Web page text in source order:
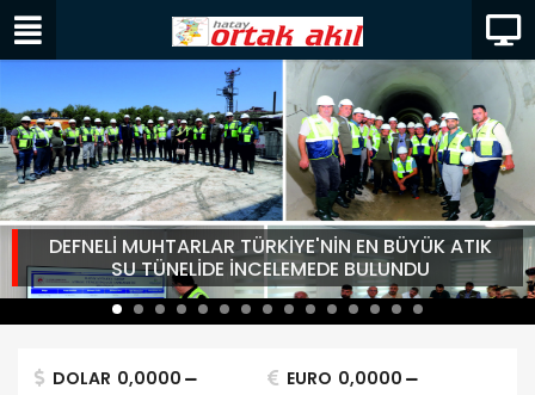
DEFNELİ MUHTARLAR TÜRKİYE'NİN EN BÜYÜK ATIK
SU TÜNELİDE İNCELEMEDE BULUNDU
DOLAR 0,0000 EURO 0,0000